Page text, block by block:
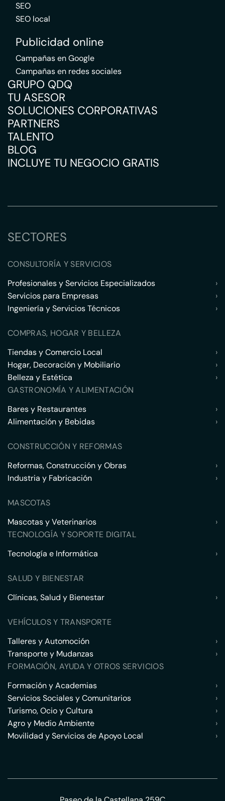
SEO
SEO local
Publicidad online
Campañas en Google
Campañas en redes sociales
GRUPO QDQ
TU ASESOR
SOLUCIONES CORPORATIVAS
PARTNERS
TALENTO
BLOG
INCLUYE TU NEGOCIO GRATIS
SECTORES
CONSULTORÍA Y SERVICIOS
Profesionales y Servicios Especializados
›
Servicios para Empresas
›
Ingeniería y Servicios Técnicos
›
COMPRAS, HOGAR Y BELLEZA
Tiendas y Comercio Local
›
Hogar, Decoración y Mobiliario
›
Belleza y Estética
›
GASTRONOMÍA Y ALIMENTACIÓN
Bares y Restaurantes
›
Alimentación y Bebidas
›
CONSTRUCCIÓN Y REFORMAS
Reformas, Construcción y Obras
›
Industria y Fabricación
›
MASCOTAS
Mascotas y Veterinarios
›
TECNOLOGÍA Y SOPORTE DIGITAL
Tecnología e Informática
›
SALUD Y BIENESTAR
Clínicas, Salud y Bienestar
›
VEHÍCULOS Y TRANSPORTE
Talleres y Automoción
›
Transporte y Mudanzas
›
FORMACIÓN, AYUDA Y OTROS SERVICIOS
Formación y Academias
›
Servicios Sociales y Comunitarios
›
Turismo, Ocio y Cultura
›
Agro y Medio Ambiente
›
Movilidad y Servicios de Apoyo Local
›